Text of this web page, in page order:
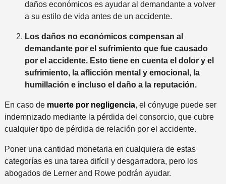
daños económicos es ayudar al demandante a volver
a su estilo de vida antes de un accidente.
Los daños no económicoscompensan al
demandante por el sufrimiento que fue causado
por el accidente. Esto tiene en cuenta el dolor y el
sufrimiento, la aflicción mental y emocional, la
humillación e incluso el daño a la reputación.
En caso de muerte por negligencia, el cónyuge puede ser
indemnizado mediante la pérdida del consorcio, que cubre
cualquier tipo de pérdida de relación por el accidente.
Poner una cantidad monetaria en cualquiera de estas
categorías es una tarea difícil y desgarradora, pero los
abogados de Lerner and Rowe podrán ayudar.